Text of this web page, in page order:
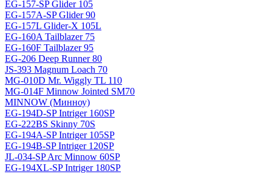
EG-157-SP Glider 105
EG-157A-SP Glider 90
EG-157L Glider-X 105L
EG-160A Tailblazer 75
EG-160F Tailblazer 95
EG-206 Deep Runner 80
JS-393 Magnum Loach 70
MG-010D Mr. Wiggly TL 110
MG-014F Minnow Jointed SM70
MINNOW (Минноу)
EG-194D-SP Intriger 160SP
EG-222BS Skinny 70S
EG-194A-SP Intriger 105SP
EG-194B-SP Intriger 120SP
JL-034-SP Arc Minnow 60SP
EG-194XL-SP Intriger 180SP